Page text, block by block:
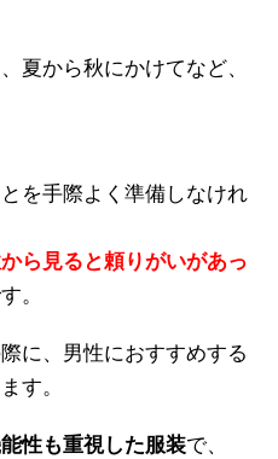
夏から秋にかけてなど、
を手際よく準備しなけれ
ら見ると頼りがいがあっ
。
に、男性におすすめする
す。
性も重視した服装で、